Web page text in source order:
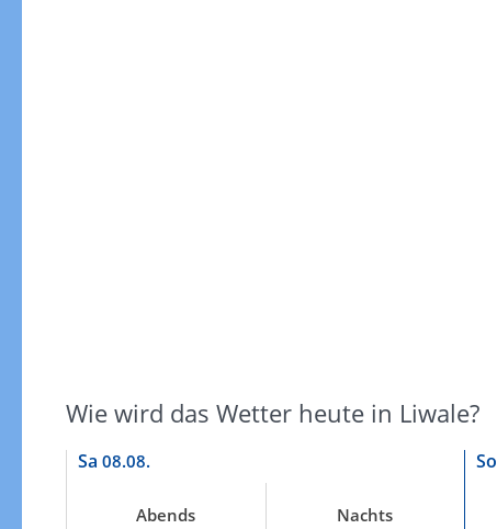
Wie wird das Wetter heute in Liwale?
Sa 08.08. So
Abends
Nachts